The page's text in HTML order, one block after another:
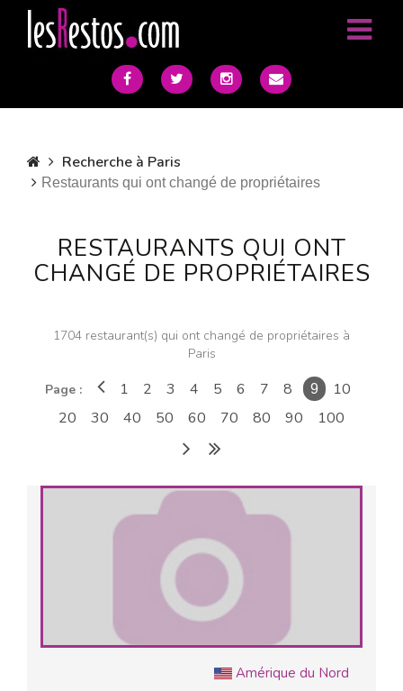
Recherche à Paris
Restaurants qui ont changé de propriétaires
RESTAURANTS QUI ONT
CHANGÉ DE PROPRIÉTAIRES
1704 restaurant(s) qui ont changé de propriétaires à
Paris
Page : 1 2 3 4 5 6 7 8 9
10
20
30 40 50 60 70 80 90 100
Amérique du Nord